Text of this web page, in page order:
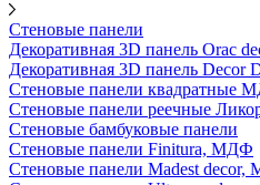
Стеновые панели
Декоративная 3D панель Orac
Декоративная 3D панель Decor
Стеновые панели квадратные
Стеновые панели реечные
Стеновые бамбуковые панели
Стеновые панели Finitura, МДФ
Стеновые панели Madest